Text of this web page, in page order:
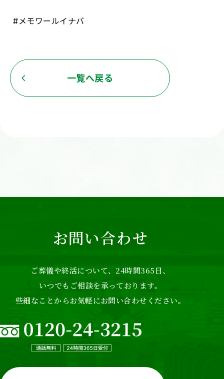
#メモワールイナバ
一覧へ戻る
お問い合わせ
ご葬儀や終活について、24時間365日、
いつでもご相談を承っております。
些細なことからお気軽にお問い合わせください。